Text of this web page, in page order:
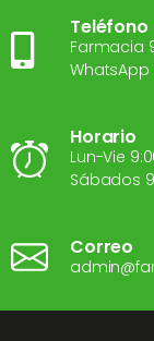
Teléfono
Farmacia
WhatsApp
Horario
Lun-Vie
Sábados
Correo